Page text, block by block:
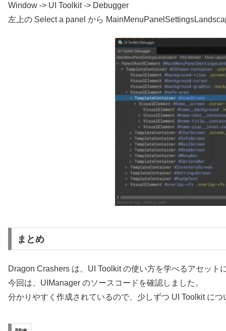
Window -> UI Toolkit -> Debugger
左上の Select a panel から
まとめ
Dragon Crashers は、UI Toolkit の使い方を学べるアセット
今回は、UIManager のソースコードを確認しました。
分かりやすく作成されているので、少しずつ UI Toolkit に